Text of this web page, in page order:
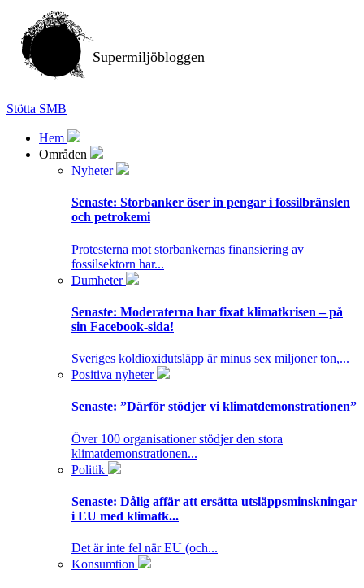
Supermiljöbloggen
Stötta SMB
Hem
Områden
Nyheter
Senaste: Storbanker öser in pengar i fossilbränslen
och petrokemi
Protesterna mot storbankernas finansiering av
fossilsektorn har...
Dumheter
Senaste: Moderaterna har fixat klimatkrisen – på
sin Facebook-sida!
Sveriges koldioxidutsläpp är minus sex miljoner ton,...
Positiva nyheter
Senaste: ”Därför stödjer vi klimatdemonstrationen”
Över 100 organisationer stödjer den stora
klimatdemonstrationen...
Politik
Senaste: Dålig affär att ersätta utsläppsminskningar
i EU med klimatk...
Det är inte fel när EU (och...
Konsumtion